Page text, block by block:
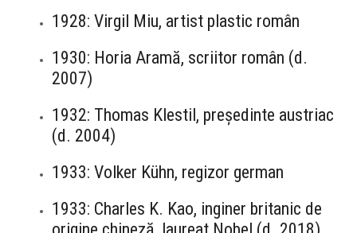
1928: Virgil Miu, artist plastic român
1930: Horia Aramă, scriitor român (d.
2007)
1932: Thomas Klestil, președinte austriac
(d. 2004)
1933: Volker Kühn, regizor german
1933: Charles K. Kao, inginer britanic de